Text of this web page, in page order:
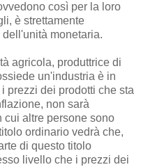
così per la loro
è strettamente
monetaria.
agricola, produttrice di
un'industria è in
prezzi dei prodotti che sta
non sarà
cui altre persone sono
ordinario vedrà che,
di questo titolo
livello che i prezzi dei